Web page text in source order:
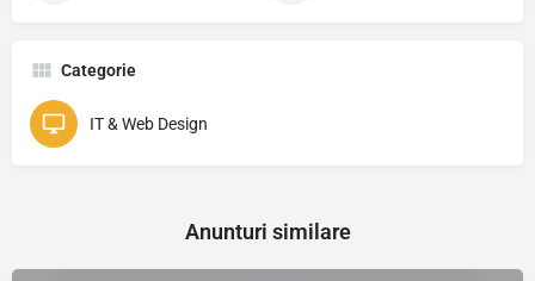
Categorie
IT & Web Design
Anunturi similare